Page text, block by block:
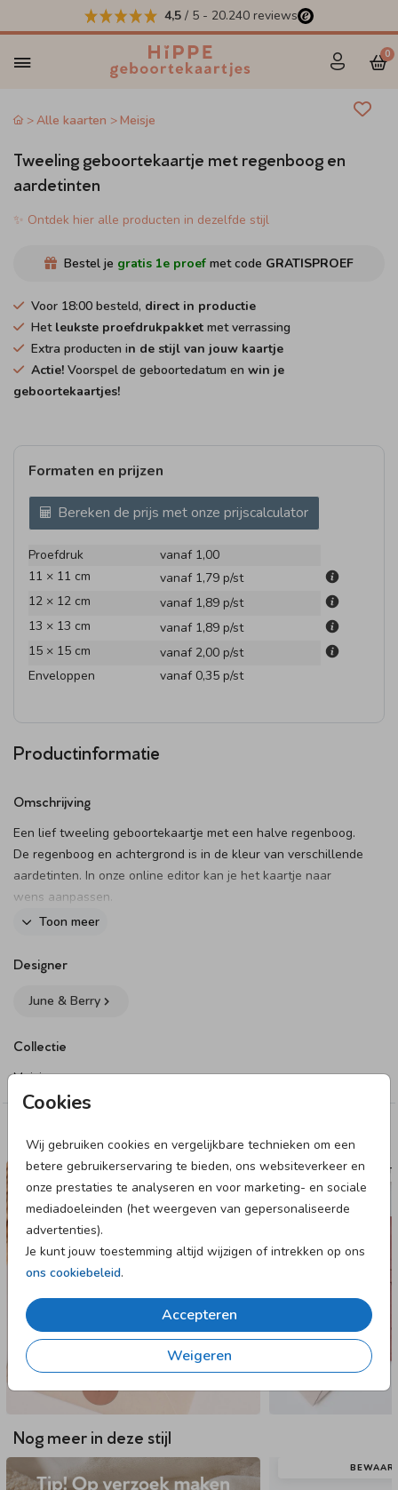
4,5 / 5 - 20.240 reviews
0
Cookies
Wij gebruiken cookies en vergelijkbare technieken om een
betere gebruikerservaring te bieden, ons websiteverkeer en
onze prestaties te analyseren en voor marketing- en sociale
mediadoeleinden (het weergeven van gepersonaliseerde
advertenties).
Je kunt jouw toestemming altijd wijzigen of intrekken op ons
ons cookiebeleid.
Accepteren
Weigeren
Alle kaarten Meisje
Tweeling geboortekaartje met regenboog en
aardetinten
✨ Ontdek hier alle producten in dezelfde stijl
Bestel je gratis 1e proef met code GRATISPROEF
Voor 18:00 besteld, direct in productie
Het leukste proefdrukpakket met verrassing
Extra producten in de stijl van jouw kaartje
Actie! Voorspel de geboortedatum en win je
geboortekaartjes!
Formaten en prijzen
Bereken de prijs met onze prijscalculator
Proefdruk
vanaf 1,00
11 × 11 cm
vanaf 1,79 p/st
12 × 12 cm
vanaf 1,89 p/st
13 × 13 cm
vanaf 1,89 p/st
15 × 15 cm
vanaf 2,00 p/st
Enveloppen
vanaf 0,35 p/st
Productinformatie
Omschrijving
Een lief tweeling geboortekaartje met een halve regenboog.
De regenboog en achtergrond is in de kleur van verschillende
aardetinten. In onze online editor kan je het kaartje naar
wens aanpassen.
Toon meer
Designer
June & Berry
Collectie
Meisje
Deze designs vind je misschien ook leuk
GEBOORTEKAARTJE
Nog meer in deze stijl